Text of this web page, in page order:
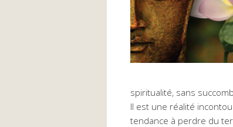
spiritualité, sans
Il est une réalité
tendance à perdre du